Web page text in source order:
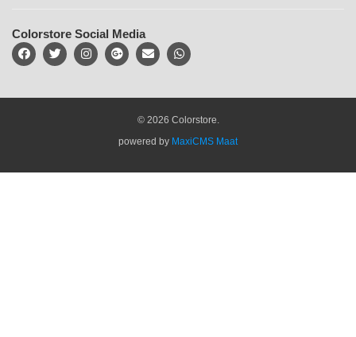
Colorstore Social Media
© 2026 Colorstore.
powered by MaxiCMS Maat